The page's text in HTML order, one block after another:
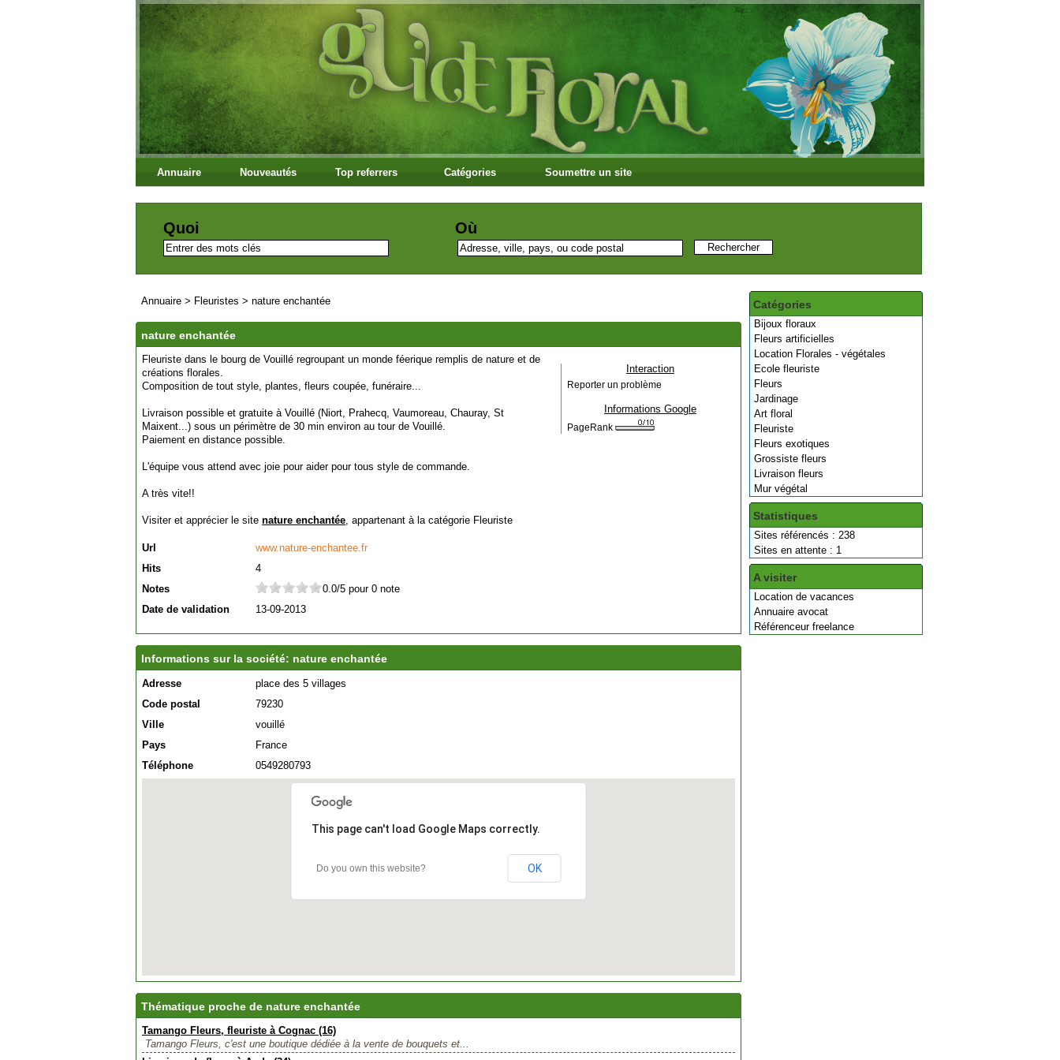
Annuaire Nouveautés Top referrers Catégories Soumettre un site
Quoi Où
Catégories
Bijoux floraux
Fleurs artificielles
Location Florales - végétales
Ecole fleuriste
Fleurs
Jardinage
Art floral
Fleuriste
Fleurs exotiques
Grossiste fleurs
Livraison fleurs
Mur végétal
Statistiques
Sites référencés : 238
Sites en attente : 1
A visiter
Location de vacances
Annuaire avocat
Référenceur freelance
Annuaire > Fleuristes > nature enchantée
nature enchantée
Fleuriste dans le bourg de Vouillé regroupant un monde féerique remplis de nature et de
créations florales.
Composition de tout style, plantes, fleurs coupée, funéraire...
Livraison possible et gratuite à Vouillé (Niort, Prahecq, Vaumoreau, Chauray, St
Maixent...) sous un périmètre de 30 min environ au tour de Vouillé.
Paiement en distance possible.
L'équipe vous attend avec joie pour aider pour tous style de commande.
A très vite!!
Visiter et apprécier le site nature enchantée, appartenant à la catégorie Fleuriste
Url
www.nature-enchantee.fr
Hits
4
Notes
0.0/5 pour 0 note
Date de validation
13-09-2013
Interaction
Reporter un problème
Informations Google
PageRank
Informations sur la société: nature enchantée
Adresse
place des 5 villages
Code postal
79230
Ville
vouillé
Pays
France
Téléphone
0549280793
This page can't load Google Maps correctly.
Do you own this website? OK
Thématique proche de nature enchantée
Tamango Fleurs, fleuriste à Cognac (16)
Tamango Fleurs, c'est une boutique dédiée à la vente de bouquets et...